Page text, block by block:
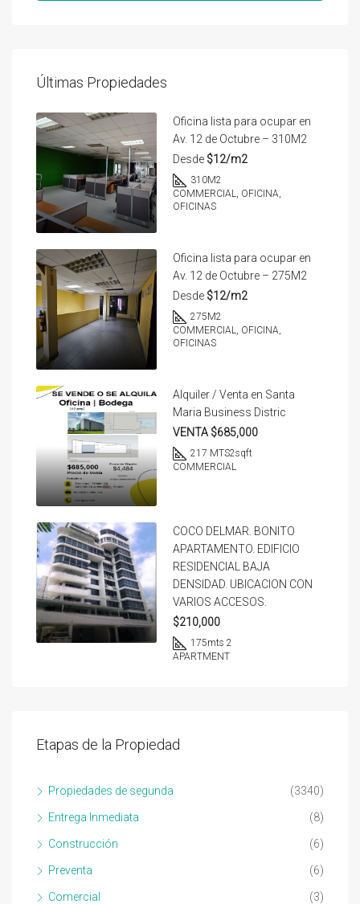
Últimas Propiedades
Oficina lista para ocupar en
Av. 12 de Octubre – 310M2
Desde $12/m2
310M2
COMMERCIAL, OFICINA,
OFICINAS
Oficina lista para ocupar en
Av. 12 de Octubre – 275M2
Desde $12/m2
275M2
COMMERCIAL, OFICINA,
OFICINAS
Alquiler / Venta en Santa
Maria Business Distric
VENTA $685,000
217 MTS2sqft
COMMERCIAL
COCO DELMAR. BONITO
APARTAMENTO. EDIFICIO
RESIDENCIAL BAJA
DENSIDAD. UBICACION CON
VARIOS ACCESOS.
$210,000
175mts 2
APARTMENT
Etapas de la Propiedad
Propiedades de segunda (3340)
Entrega Inmediata (8)
Construcción (6)
Preventa (6)
Comercial (3)